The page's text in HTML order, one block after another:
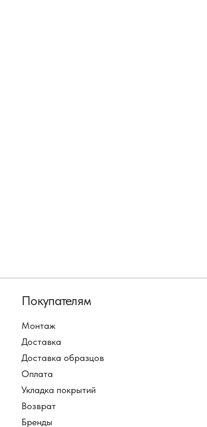
Монтаж
Доставка
Доставка образцов
Оплата
Покупателям
Укладка покрытий
Возврат
Бренды